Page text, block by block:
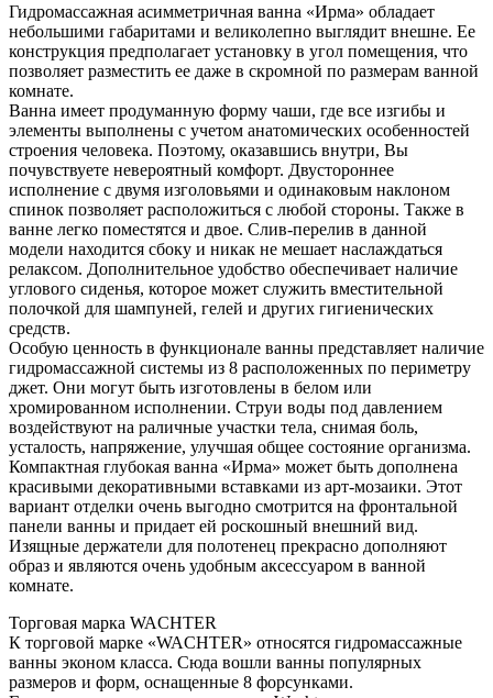
Гидромассажная асимметричная ванна «Ирма» обладает
небольшими габаритами и великолепно выглядит внешне. Ее
конструкция предполагает установку в угол помещения, что
позволяет разместить ее даже в скромной по размерам ванной
комнате.
Ванна имеет продуманную форму чаши, где все изгибы и
элементы выполнены с учетом анатомических особенностей
строения человека. Поэтому, оказавшись внутри, Вы
почувствуете невероятный комфорт. Двустороннее
исполнение с двумя изголовьями и одинаковым наклоном
спинок позволяет расположиться с любой стороны. Также в
ванне легко поместятся и двое. Слив-перелив в данной
модели находится сбоку и никак не мешает наслаждаться
релаксом. Дополнительное удобство обеспечивает наличие
углового сиденья, которое может служить вместительной
полочкой для шампуней, гелей и других гигиенических
средств.
Особую ценность в функционале ванны представляет наличие
гидромассажной системы из 8 расположенных по периметру
джет. Они могут быть изготовлены в белом или
хромированном исполнении. Струи воды под давлением
воздействуют на раличные участки тела, снимая боль,
усталость, напряжение, улучшая общее состояние организма.
Компактная глубокая ванна «Ирма» может быть дополнена
красивыми декоративными вставками из арт-мозаики. Этот
вариант отделки очень выгодно смотрится на фронтальной
панели ванны и придает ей роскошный внешний вид.
Изящные держатели для полотенец прекрасно дополняют
образ и являются очень удобным аксессуаром в ванной
комнате.
Торговая марка WACHTER
К торговой марке «WACHTER» относятся гидромассажные
ванны эконом класса. Сюда вошли ванны популярных
размеров и форм, оснащенные 8 форсунками.